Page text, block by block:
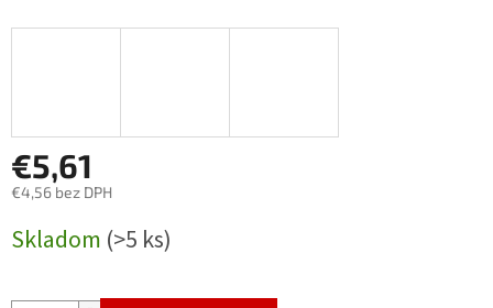
€5,61
€4,56 bez DPH
cena:
Skladom (>5 ks)